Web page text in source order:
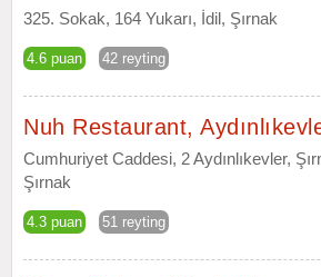
325. Sokak, 164 Yukarı, İdil, Şırnak
4.6 puan 42 reyting
Nuh Restaurant,
Cumhuriyet Caddesi, 2 Aydınlıkevler,
Şırnak
4.3 puan 51 reyting